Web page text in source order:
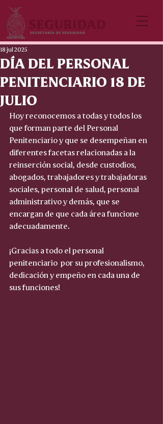
DÍA DEL PERSONAL
PENITENCIARIO 18 DE
JULIO
18 jul 2025
Hoy reconocemos a todas y todos los
que forman parte del Personal
Penitenciario y que se desempeñan en
diferentes facetas relacionadas a la
reinserción social, desde custodios,
abogados, trabajadores y trabajadoras
sociales, personal de salud, personal
administrativo y demás, que se
encargan de que cada área funcione
adecuadamente.
¡Gracias a todo el personal
penitenciario  por su profesionalismo,
dedicación y empeño en cada una de
sus funciones!